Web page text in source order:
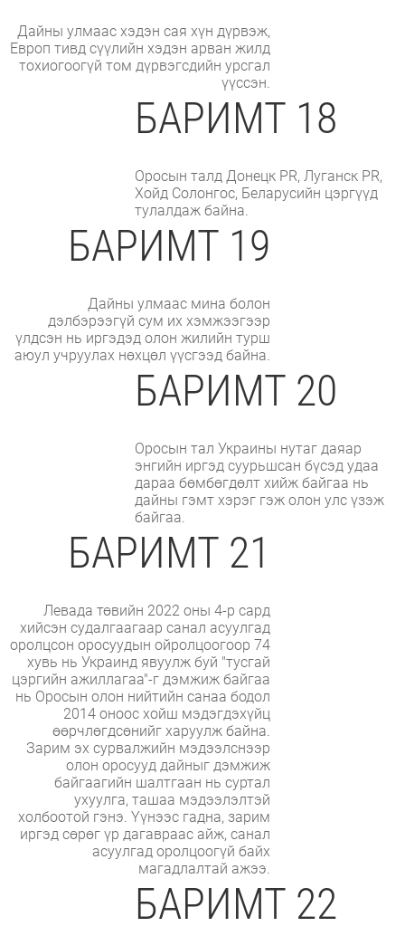
Дайны улмаас хэдэн сая хүн дүрвэж,
Европ тивд сүүлийн хэдэн арван жилд
тохиогоогүй том дүрвэгсдийн урсгал
үүссэн.
БАРИМТ 18
Оросын талд Донецк PR, Луганск PR,
Хойд Солонгос, Беларусийн цэргүүд
тулалдаж байна.
БАРИМТ 19
Дайны улмаас мина болон
дэлбэрээгүй сум их хэмжээгээр
үлдсэн нь иргэдэд олон жилийн турш
аюул учруулах нөхцөл үүсгээд байна.
БАРИМТ 20
Оросын тал Украины нутаг даяар
энгийн иргэд суурьшсан бүсэд удаа
дараа бөмбөгдөлт хийж байгаа нь
дайны гэмт хэрэг гэж олон улс үзэж
байгаа.
БАРИМТ 21
Левада төвийн 2022 оны 4-р сард
хийсэн судалгаагаар санал асуулгад
оролцсон оросуудын ойролцоогоор 74
хувь нь Украинд явуулж буй "тусгай
цэргийн ажиллагаа"-г дэмжиж байгаа
нь Оросын олон нийтийн санаа бодол
2014 оноос хойш мэдэгдэхүйц
өөрчлөгдсөнийг харуулж байна.
Зарим эх сурвалжийн мэдээлснээр
олон оросууд дайныг дэмжиж
байгаагийн шалтгаан нь суртал
ухуулга, ташаа мэдээлэлтэй
холбоотой гэнэ. Үүнээс гадна, зарим
иргэд сөрөг үр дагавраас айж, санал
асуулгад оролцоогүй байх
магадлалтай ажээ.
БАРИМТ 22